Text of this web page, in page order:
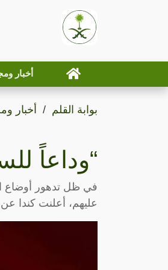
أخبار
بوابة القلم أخبار
“وداعاً
في ظل تدهور أوضاع
عليهم، أعلنت كندا عن